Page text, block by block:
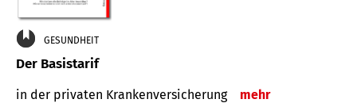
GESUNDHEIT
Der Basistarif
in der privaten Kran­ken­ver­siche­rung mehr